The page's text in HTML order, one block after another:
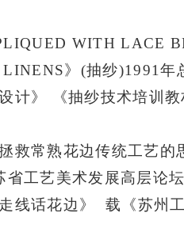
WITH LACE
》 (抽纱)1991年
计》 《抽纱技术培训
救常熟花边传统工艺的
省工艺美术发展高层论
线话花边》 载《苏州